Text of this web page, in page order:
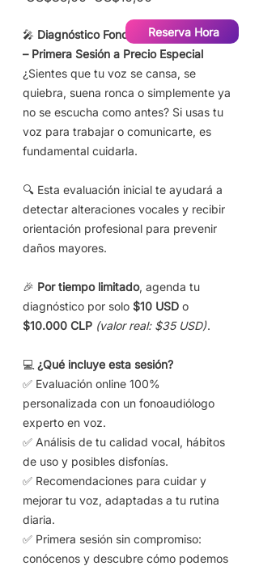
oferta
🎤 Diagnóstico Fonoaudiológico de Voz
– Primera Sesión a Precio Especial
¿Sientes que tu voz se cansa, se
quiebra, suena ronca o simplemente ya
no se escucha como antes? Si usas tu
voz para trabajar o comunicarte, es
fundamental cuidarla.
🔍 Esta evaluación inicial te ayudará a
detectar alteraciones vocales y recibir
orientación profesional para prevenir
daños mayores.
🎉 Por tiempo limitado, agenda tu
diagnóstico por solo $10 USD o
$10.000 CLP (valor real: $35 USD).
💻 ¿Qué incluye esta sesión?
✅ Evaluación online 100%
personalizada con un fonoaudiólogo
experto en voz.
✅ Análisis de tu calidad vocal, hábitos
de uso y posibles disfonías.
✅ Recomendaciones para cuidar y
mejorar tu voz, adaptadas a tu rutina
diaria.
✅ Primera sesión sin compromiso:
conócenos y descubre cómo podemos
Reserva Hora